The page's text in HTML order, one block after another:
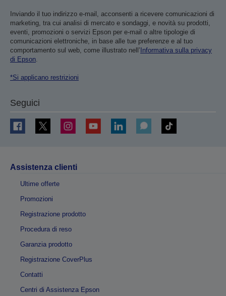
Inviando il tuo indirizzo e-mail, acconsenti a ricevere comunicazioni di
marketing, tra cui analisi di mercato e sondaggi, e novità su prodotti,
eventi, promozioni o servizi Epson per e-mail o altre tipologie di
comunicazioni elettroniche, in base alle tue preferenze e al tuo
comportamento sul web, come illustrato nell’ Informativa sulla privacy
di Epson.
*Si applicano restrizioni
Seguici
Assistenza clienti
Ultime offerte
Promozioni
Registrazione prodotto
Procedura di reso
Garanzia prodotto
Registrazione CoverPlus
Contatti
Centri di Assistenza Epson